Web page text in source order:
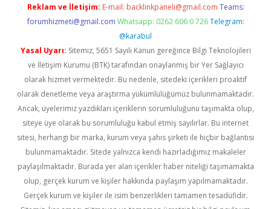
Reklam ve İletişim: E-mail: backlinkpaneli@gmail.com Teams:
forumhizmeti@gmail.com Whatsapp: 0262 606 0 726 Telegram:
@karabul
Yasal Uyarı: Sitemiz, 5651 Sayılı Kanun gereğince Bilgi Teknolojileri
ve İletişim Kurumu (BTK) tarafından onaylanmış bir Yer Sağlayıcı
olarak hizmet vermektedir. Bu nedenle, sitedeki içerikleri proaktif
olarak denetleme veya araştırma yükümlülüğümüz bulunmamaktadır.
Ancak, üyelerimiz yazdıkları içeriklerin sorumluluğunu taşımakta olup,
siteye üye olarak bu sorumluluğu kabul etmiş sayılırlar. Bu internet
sitesi, herhangi bir marka, kurum veya şahıs şirketi ile hiçbir bağlantısı
bulunmamaktadır. Sitede yalnızca kendi hazırladığımız makaleler
paylaşılmaktadır. Burada yer alan içerikler haber niteliği taşımamakta
olup, gerçek kurum ve kişiler hakkında paylaşım yapılmamaktadır.
Gerçek kurum ve kişiler ile isim benzerlikleri tamamen tesadüfidir.